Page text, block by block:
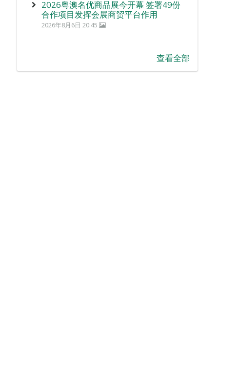
2026粤澳名优商品展今开幕 签署49份
合作项目发挥会展商贸平台作用
2026年8月6日 20:45
查看全部